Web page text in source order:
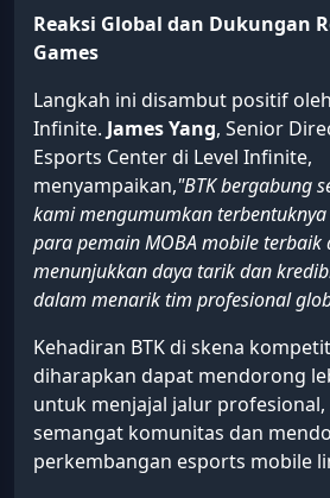
Reaksi Global dan Dukungan
Games
Langkah ini disambut positif
Infinite. James Yang, Senior
Esports Center di Level Infinite,
menyampaikan,"BTK bergabung
kami mengumumkan terbentuknya
para pemain MOBA mobile terbaik
menunjukkan daya tarik dan
dalam menarik tim profesional
Kehadiran BTK di skena
diharapkan dapat mendorong
untuk menjajal jalur
semangat komunitas dan
perkembangan esports mobile